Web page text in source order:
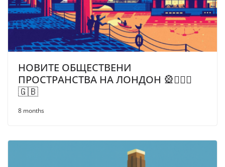
НОВИТЕ ОБЩЕСТВЕНИ
ПРОСТРАНСТВА НА ЛОНДОН 🎡💂🏼‍♂️
🇬🇧
8 months